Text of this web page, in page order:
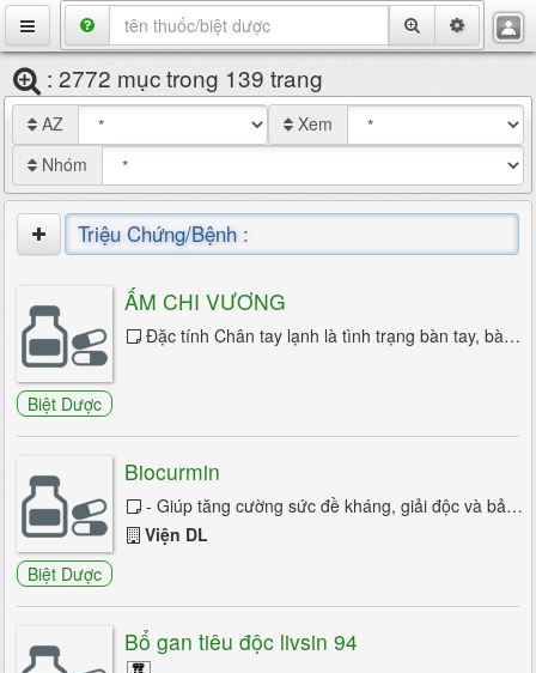
VietMedix
Thuốc
Bệnh
Chuyên Đề
Hỏi Đáp
Danh Bạ
Tuyển Dụng
: 2772 mục trong 139 trang
AZ
Xem
Nhóm
Triệu Chứng/Bệnh :
Viêm da do tiếp xúc
Alzheimer
Đau đầu mạn tính
Đau dây thần kinh tam thoa
Đau nửa đầu
Đau nửa đầu migrain
Đau thần kinh tọa
Động kinh
Bại não trẻ em
Biệt Dược
ẤM CHI VƯƠNG
Đặc tính Chân tay lạnh là tình trạng bàn tay, bàn chân của bệnh nhân luôn cảm giác lạnh cóng, buốt giá, điều này, làm cho bệnh nhân luôn ...
Biệt Dược
Biocurmin
- Giúp tăng cường sức đề kháng, giải độc và bảo vệ tế bào gan, chống oxy hóa, hạn chế sự lão hóa của các bộ phận trong cơ thể, hỗ ...
Viện DL
Bổ gan tiêu độc livsin 94